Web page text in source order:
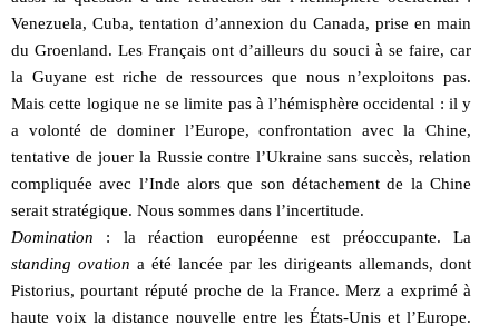
Venezuela, Cuba, tentation d’annexion du Canada, prise en main
du Groenland. Les Français ont d’ailleurs du souci à se faire, car
la Guyane est riche de ressources que nous n’exploitons pas.
Mais cette logique ne se limite pas à l’hémisphère occidental : il y
a volonté de dominer l’Europe, confrontation avec la Chine,
tentative de jouer la Russie contre l’Ukraine sans succès, relation
compliquée avec l’Inde alors que son détachement de la Chine
serait stratégique. Nous sommes dans l’incertitude.
Domination : la réaction européenne est préoccupante. La
standing ovation a été lancée par les dirigeants allemands, dont
Pistorius, pourtant réputé proche de la France. Merz a exprimé à
haute voix la distance nouvelle entre les États-Unis et l’Europe.